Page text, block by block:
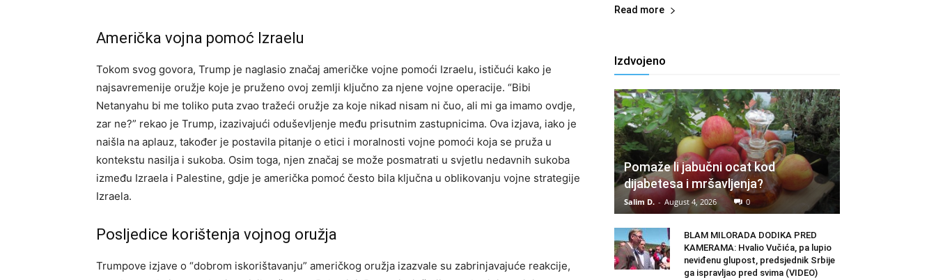
Američka vojna pomoć Izraelu
Tokom svog govora, Trump je naglasio značaj američke vojne pomoći Izraelu, ističući kako je
najsavremenije oružje koje je pruženo ovoj zemlji ključno za njene vojne operacije. “Bibi
Netanyahu bi me toliko puta zvao tražeći oružje za koje nikad nisam ni čuo, ali mi ga imamo ovdje,
zar ne?” rekao je Trump, izazivajući oduševljenje među prisutnim zastupnicima. Ova izjava, iako je
naišla na aplauz, također je postavila pitanje o etici i moralnosti vojne pomoći koja se pruža u
kontekstu nasilja i sukoba. Osim toga, njen značaj se može posmatrati u svjetlu nedavnih sukoba
između Izraela i Palestine, gdje je američka pomoć često bila ključna u oblikovanju vojne strategije
Izraela.
Posljedice korištenja vojnog oružja
Trumpove izjave o “dobrom iskorištavanju” američkog oružja izazvale su zabrinjavajuće reakcije,
Read more
Izdvojeno
Pomaže li jabučni ocat kod
dijabetesa i mršavljenja?
Salim D. - August 4, 2026 0
BLAM MILORADA DODIKA PRED
KAMERAMA: Hvalio Vučića, pa lupio
neviđenu glupost, predsjednik Srbije
ga ispravljao pred svima (VIDEO)